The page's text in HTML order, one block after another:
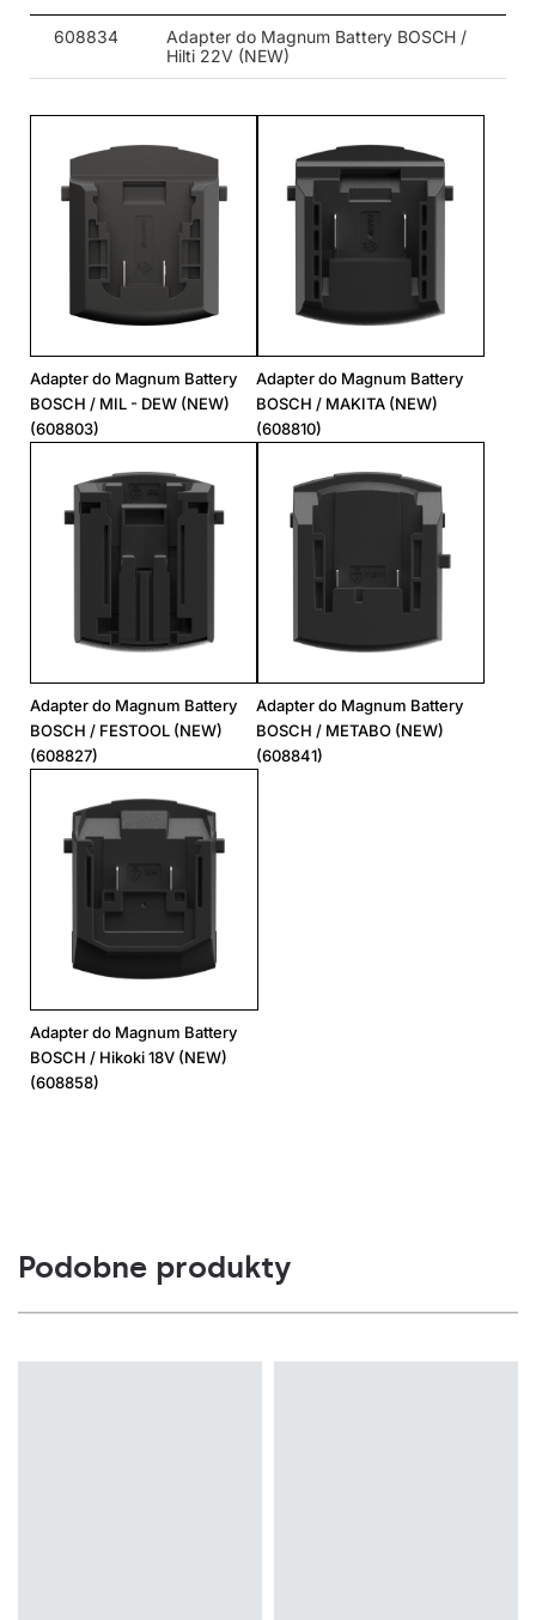
608834
Adapter do Magnum Battery BOSCH /
Hilti 22V (NEW)
Adapter do Magnum Battery
BOSCH / MIL - DEW (NEW)
(608803)
Adapter do Magnum Battery
BOSCH / MAKITA (NEW)
(608810)
Adapter do Magnum Battery
BOSCH / FESTOOL (NEW)
(608827)
Adapter do Magnum Battery
BOSCH / METABO (NEW)
(608841)
Adapter do Magnum Battery
BOSCH / Hikoki 18V (NEW)
(608858)
Podobne produkty